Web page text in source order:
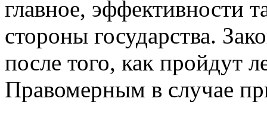
главное, эффективности
стороны государства.
после того, как пройдут
Правомерным в случае